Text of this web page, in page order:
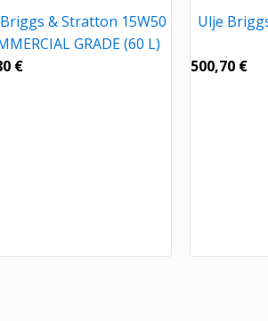
& Stratton 15W50
GRADE (60 L)
€
Ulje
500,70 €